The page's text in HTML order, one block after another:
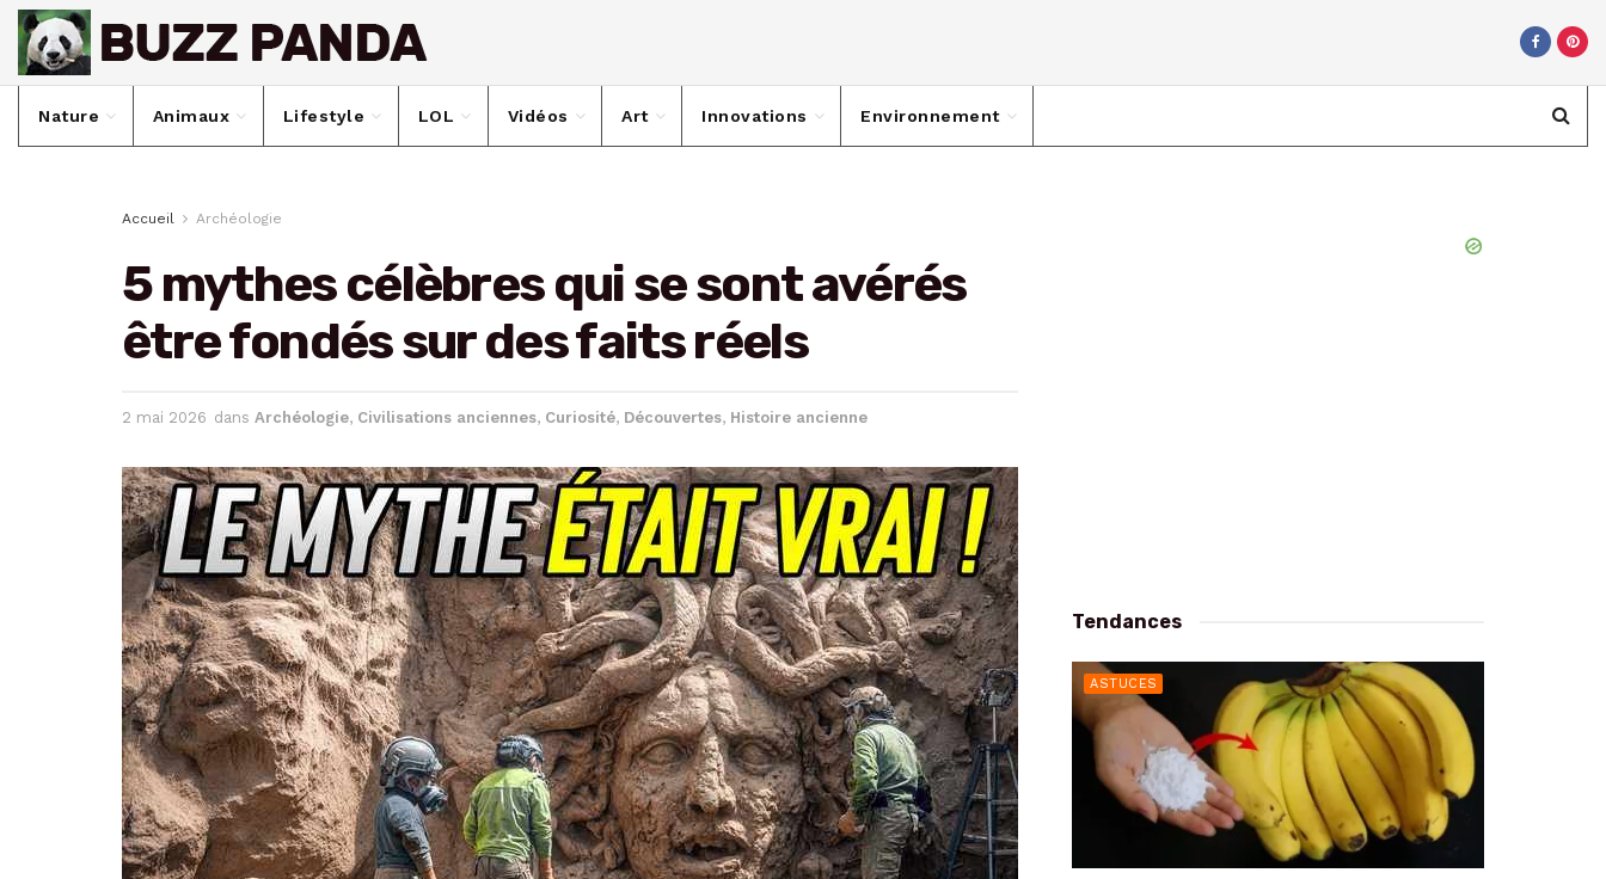
Nature Animaux Lifestyle LOL Vidéos Art Innovations Environnement
Accueil Archéologie
5 mythes célèbres qui se sont avérés
être fondés sur des faits réels
2 mai 2026 dans Archéologie, Civilisations anciennes, Curiosité, Découvertes, Histoire ancienne
Tendances
ASTUCES